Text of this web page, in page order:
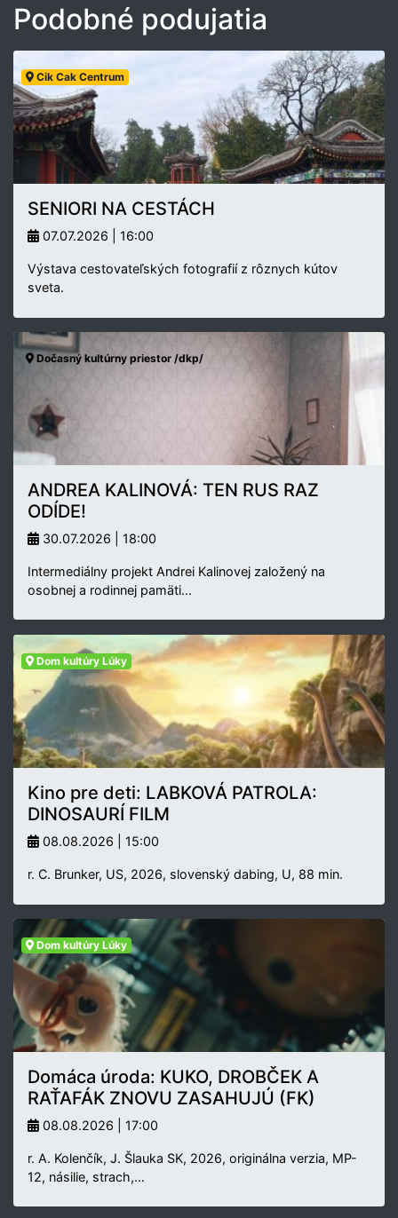
Podobné podujatia
Cik Cak Centrum
SENIORI NA CESTÁCH
07.07.2026 | 16:00
Výstava cestovateľských fotografií z rôznych kútov
sveta.
Dočasný kultúrny priestor /dkp/
ANDREA KALINOVÁ: TEN RUS RAZ
ODÍDE!
30.07.2026 | 18:00
Intermediálny projekt Andrei Kalinovej založený na
osobnej a rodinnej pamäti…
Dom kultúry Lúky
Kino pre deti: LABKOVÁ PATROLA:
DINOSAURÍ FILM
08.08.2026 | 15:00
r. C. Brunker, US, 2026, slovenský dabing, U, 88 min.
Dom kultúry Lúky
Domáca úroda: KUKO, DROBČEK A
RAŤAFÁK ZNOVU ZASAHUJÚ (FK)
08.08.2026 | 17:00
r. A. Kolenčík, J. Šlauka SK, 2026, originálna verzia, MP-
12, násilie, strach,…